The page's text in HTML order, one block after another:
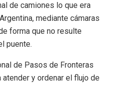
de camiones lo que era
mediante cámaras
forma que no resulte
puente.
de Pasos de Fronteras
y ordenar el flujo de